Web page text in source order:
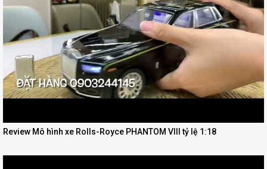
Review Mô hình xe Rolls-Royce PHANTOM VIII tỷ lệ 1:18